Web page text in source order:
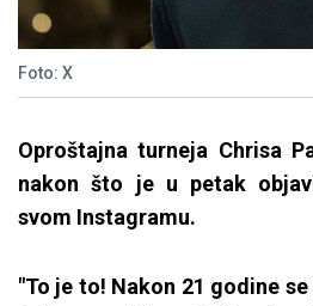
Foto: X
Oproštajna turneja Chrisa
nakon što je u petak
svom Instagramu.
"To je to! Nakon 21 godine